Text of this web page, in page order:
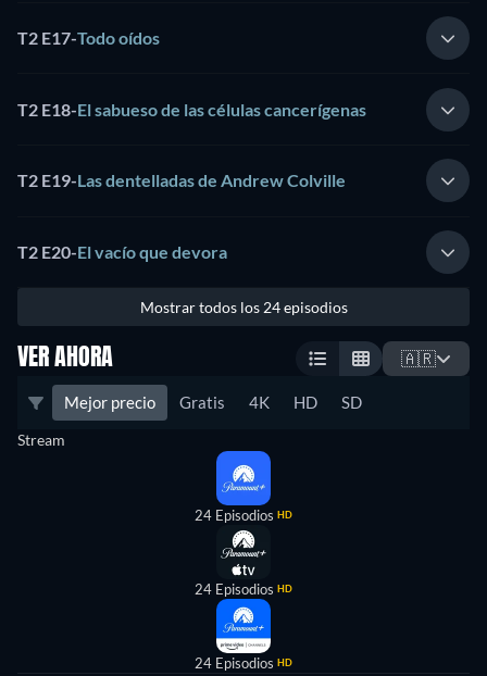
T2 E17-Todo oídos
T2 E18-El sabueso de las células cancerígenas
T2 E19-Las dentelladas de Andrew Colville
T2 E20-El vacío que devora
Mostrar todos los 24 episodios
VER AHORA 🇦🇷
Mejor precio Gratis 4K HD SD
Stream
24 Episodios HD
24 Episodios HD
24 Episodios HD